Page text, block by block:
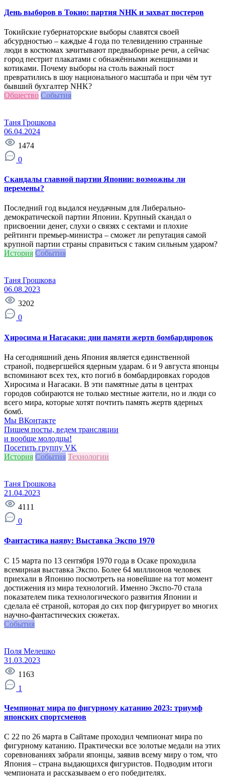
День выборов в Токио: партия NHK и захват постеров
Токийские губернаторские выборы славятся своей
абсурдностью – каждые 4 года по телевидению странные
люди в костюмах зачитывают предвыборные речи, а сейчас
город пестрит плакатами с обнажёнными женщинами и
котиками. Почему выборы на столь важный пост
превратились в шоу национального масштаба и при чём тут
бывший бухгалтер NHK?
Общество События
Таня Грошкова
06.04.2024
1474
0
Скандалы главной партии Японии: возможны ли
перемены?
Последний год выдался неудачным для Либерально-
демократической партии Японии. Крупный скандал о
присвоении денег, слухи о связях с сектами и плохие
рейтинги премьер-министра – сможет ли репутация самой
крупной партии страны справиться с таким сильным ударом?
История События
Таня Грошкова
06.08.2023
3202
0
Хиросима и Нагасаки: дни памяти жертв бомбардировок
На сегодняшний день Япония является единственной
страной, подвергшейся ядерным ударам. 6 и 9 августа японцы
вспоминают всех тех, кто погиб в бомбардировках городов
Хиросима и Нагасаки. В эти памятные даты в центрах
городов собираются не только местные жители, но и люди со
всего мира, которые хотят почтить память жертв ядерных
бомб.
Мы ВКонтакте
Пишем посты, ведем трансляции
и вообще молодцы!
Посетить группу VK
История События Технологии
Таня Грошкова
21.04.2023
4111
0
Фантастика наяву: Выставка Экспо 1970
С 15 марта по 13 сентября 1970 года в Осаке проходила
всемирная выставка Экспо. Более 64 миллионов человек
приехали в Японию посмотреть на новейшие на тот момент
достижения из мира технологий. Именно Экспо-70 стала
показателем пика технологического развития Японии и
сделала её страной, которая до сих пор фигурирует во многих
научно-фантастических сюжетах.
События
Поля Мелешко
31.03.2023
1163
1
Чемпионат мира по фигурному катанию 2023: триумф
японских спортсменов
С 22 по 26 марта в Сайтаме проходил чемпионат мира по
фигурному катанию. Практически все золотые медали на этих
соревнованиях забрали японцы, заявив всему миру о том, что
Япония – страна выдающихся фигуристов. Подводим итоги
чемпионата и рассказываем о его победителях.